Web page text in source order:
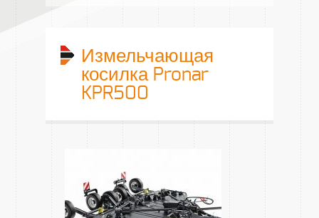
Измельчающая
косилка Pronar
KPR500